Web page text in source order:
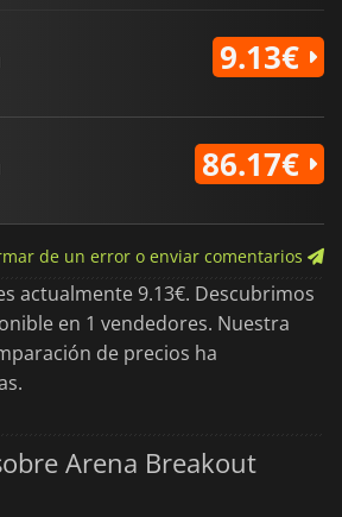
9.13€
86.17€
de un error o enviar comentarios
actualmente 9.13€. Descubrimos
en 1 vendedores. Nuestra
de precios ha
Arena Breakout